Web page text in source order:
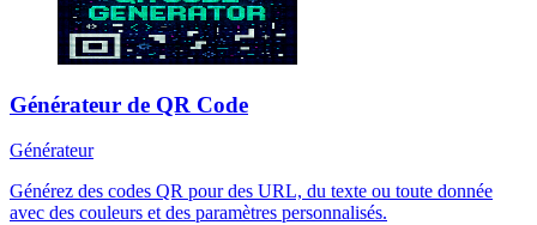
Générateur de QR Code
Générateur
Générez des codes QR pour des URL, du texte ou toute donnée
avec des couleurs et des paramètres personnalisés.